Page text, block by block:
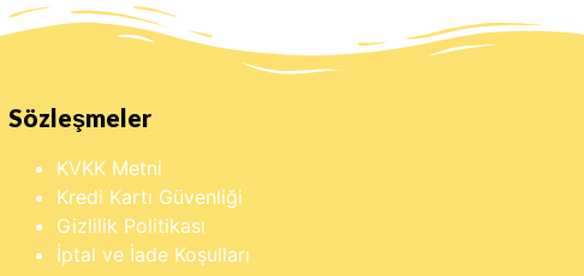
Sözleşmeler
KVKK Metni
Kredi Kartı Güvenliği
Gizlilik Politikası
İptal ve İade Koşulları